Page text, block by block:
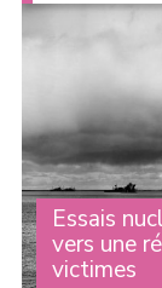
Essais
vers une
victimes